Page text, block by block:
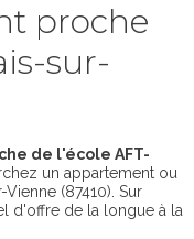
proche
sur-
de l'école AFT-
un appartement ou
(87410). Sur
d'offre de la longue à la